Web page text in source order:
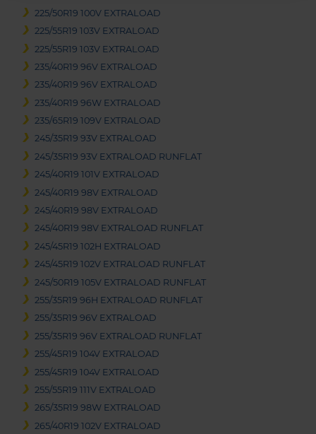
225/50R19 100V EXTRALOAD
225/55R19 103V EXTRALOAD
225/55R19 103V EXTRALOAD
235/40R19 96V EXTRALOAD
235/40R19 96V EXTRALOAD
235/40R19 96W EXTRALOAD
235/65R19 109V EXTRALOAD
245/35R19 93V EXTRALOAD
245/35R19 93V EXTRALOAD RUNFLAT
245/40R19 101V EXTRALOAD
245/40R19 98V EXTRALOAD
245/40R19 98V EXTRALOAD
245/40R19 98V EXTRALOAD RUNFLAT
245/45R19 102H EXTRALOAD
245/45R19 102V EXTRALOAD RUNFLAT
245/50R19 105V EXTRALOAD RUNFLAT
255/35R19 96H EXTRALOAD RUNFLAT
255/35R19 96V EXTRALOAD
255/35R19 96V EXTRALOAD RUNFLAT
255/45R19 104V EXTRALOAD
255/45R19 104V EXTRALOAD
255/55R19 111V EXTRALOAD
265/35R19 98W EXTRALOAD
265/40R19 102V EXTRALOAD